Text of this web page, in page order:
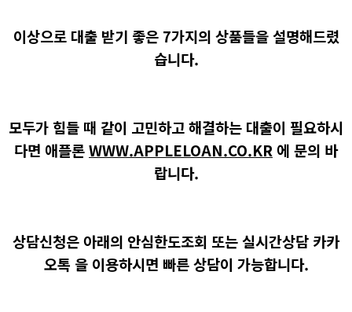
이상으로 대출 받기 좋은 7가지의 상품들을 설명해드렸
습니다.
모두가 힘들 때 같이 고민하고 해결하는 대출이 필요하시
다면 애플론WWW.APPLELOAN.CO.KR 에 문의 바
랍니다.
상담신청은 아래의 안심한도조회 또는 실시간상담 카카
오톡 을 이용하시면 빠른 상담이 가능합니다.